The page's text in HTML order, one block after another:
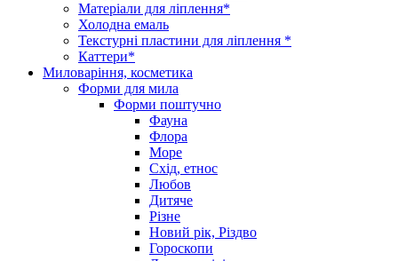
Матеріали для ліплення*
Холодна емаль
Текстурні пластини для ліплення *
Каттери*
Миловаріння, косметика
Форми для мила
Форми поштучно
Фауна
Флора
Море
Схід, етнос
Любов
Дитяче
Різне
Новий рік, Різдво
Гороскопи